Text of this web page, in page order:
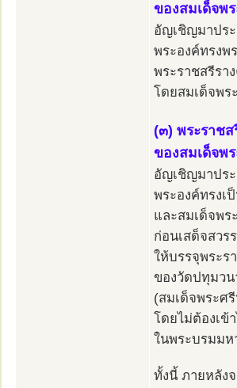
ของสมเด็จพ
อัญเชิญมาปร
พระองค์ทรง
พระราชสรีรา
โดยสมเด็จพร
(๓) พระราชส
ของสมเด็จพ
อัญเชิญมาปร
พระองค์ทรงเ
และสมเด็จพร
ก่อนเสด็จสวร
ให้บรรจุพระร
ของวัดปทุมวน
(สมเด็จพระศ
โดยไม่ต้องเข้
ในพระบรมมห
ทั้งนี้ ภายหลัง